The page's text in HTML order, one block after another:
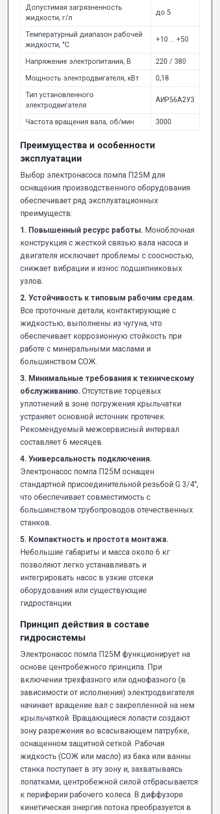
Допустимая загрязненность
жидкости, г/л
до 5
Температурный диапазон рабочей
жидкости, °C
+10 … +50
Напряжение электропитания, В
220 / 380
Мощность электродвигателя, кВт
0,18
Тип установленного
электродвигателя
АИР56А2У3
Частота вращения вала, об/мин 3000
Преимущества и особенности
эксплуатации
Выбор электронасоса помпа П25М для
оснащения производственного оборудования
обеспечивает ряд эксплуатационных
преимуществ:
1. Повышенный ресурс работы. Моноблочная
конструкция с жесткой связью вала насоса и
двигателя исключает проблемы с соосностью,
снижает вибрации и износ подшипниковых
узлов.
2. Устойчивость к типовым рабочим средам.
Все проточные детали, контактирующие с
жидкостью, выполнены из чугуна, что
обеспечивает коррозионную стойкость при
работе с минеральными маслами и
большинством СОЖ.
3. Минимальные требования к техническому
обслуживанию. Отсутствие торцевых
уплотнений в зоне погружения крыльчатки
устраняет основной источник протечек.
Рекомендуемый межсервисный интервал
составляет 6 месяцев.
4. Универсальность подключения.
Электронасос помпа П25М оснащен
стандартной присоединительной резьбой G 3/4",
что обеспечивает совместимость с
большинством трубопроводов отечественных
станков.
5. Компактность и простота монтажа.
Небольшие габариты и масса около 6 кг
позволяют легко устанавливать и
интегрировать насос в узкие отсеки
оборудования или существующие
гидростанции.
Принцип действия в составе
гидросистемы
Электронасос помпа П25М функционирует на
основе центробежного принципа. При
включении трехфазного или однофазного (в
зависимости от исполнения) электродвигателя
начинает вращение вал с закрепленной на нем
крыльчаткой. Вращающиеся лопасти создают
зону разрежения во всасывающем патрубке,
оснащенном защитной сеткой. Рабочая
жидкость (СОЖ или масло) из бака или ванны
станка поступает в эту зону и, захватываясь
лопатками, центробежной силой отбрасывается
к периферии рабочего колеса. В диффузоре
кинетическая энергия потока преобразуется в